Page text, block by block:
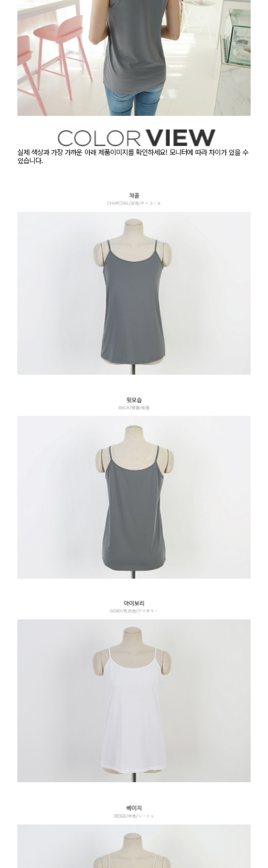
실제 색상과 가장 가까운 아래 제품이미지를 확인하세요! 모니터에 따라 차이가 있을 수
있습니다.